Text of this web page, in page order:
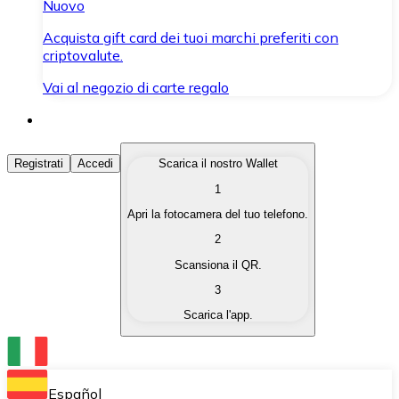
Nuovo
Acquista gift card dei tuoi marchi preferiti con
criptovalute.
Vai al negozio di carte regalo
Acquista Criptovalute
Acquista le criptovalute che ti interessano in modo
Converti le tue criptovalute in valuta fiat quando ne
Scambia una criptovaluta con un'altra
Conserva le tue cripto in un Wallet self-custodial.
Registrati Accedi
Scarica il nostro Wallet
1
Apri la fotocamera del tuo telefono.
2
Scansiona il QR.
3
Scarica l'app.
Español